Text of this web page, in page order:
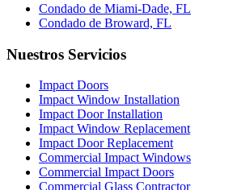
Condado de Miami-Dade, FL
Condado de Broward, FL
Nuestros Servicios
Impact Doors
Impact Window Installation
Impact Door Installation
Impact Window Replacement
Impact Door Replacement
Commercial Impact Windows
Commercial Impact Doors
Commercial Glass Contractor